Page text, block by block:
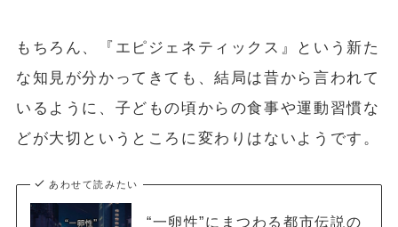
もちろん、『エピジェネティックス』という新た
な知見が分かってきても、結局は昔から言われて
いるように、子どもの頃からの食事や運動習慣な
どが大切というところに変わりはないようです。
あわせて読みたい
“一卵性”にまつわる都市伝説の